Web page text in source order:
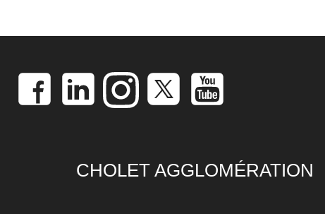
CHOLET AGGLOMÉRATION